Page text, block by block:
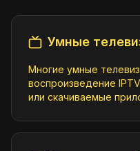
Avatar
ID:
https://
76e91c5.m3u8
Умные
Многие умные
воспроизведение
или скачиваемые